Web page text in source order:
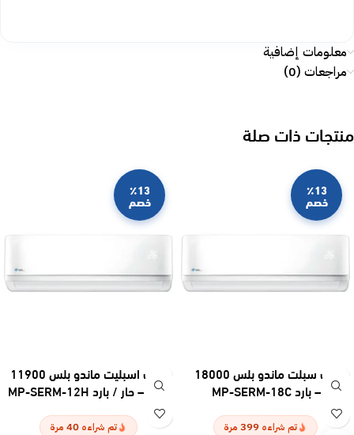
معلومات إضافية
مراجعات (0)
منتجات ذات صلة
٪13
خصم
مكيف سبلت ماندو بلس 18000
وحدة – بارد MP-SERM-18C
تم شراءه 399 مرة
٪13
خصم
مكيف اسبليت ماندو بلس 11900
وحدة – حار / بارد MP-SERM-12H
تم شراءه 40 مرة